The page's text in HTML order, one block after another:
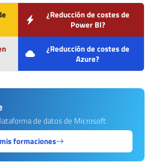
¿Reducción de costes de
Power BI?
¿Reducción de costes de
Azure?
de datos de Microsoft
formaciones